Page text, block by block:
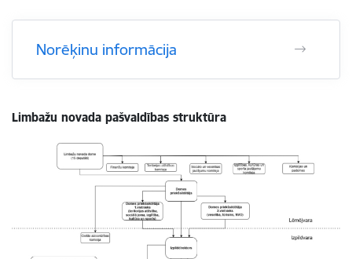
Norēķinu informācija
Limbažu novada pašvaldības struktūra